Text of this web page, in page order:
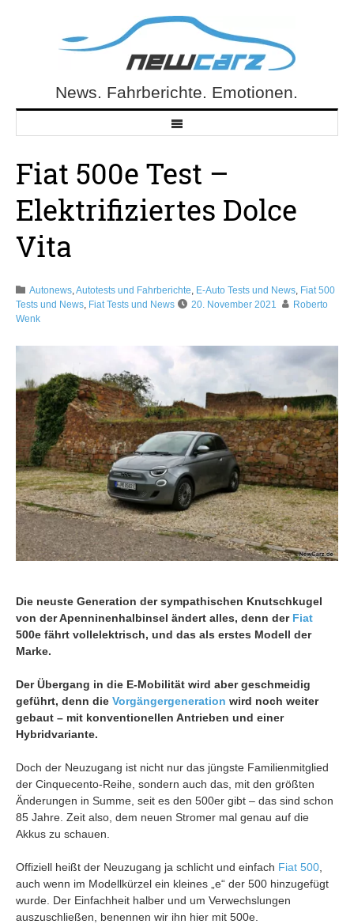
NewCarz.deNews. Fahrberichte. Emotionen.
Fiat 500e Test –
Elektrifiziertes Dolce
Vita
Autonews,Autotests und Fahrberichte, E-Auto Tests und News, Fiat 500
Tests und News, Fiat Tests und News 20. November 2021
Roberto
Wenk
Die neuste Generation der sympathischen Knutschkugel
von der Apenninenhalbinsel ändert alles, denn der Fiat
500e fährt vollelektrisch, und das als erstes Modell der
Marke.
Der Übergang in die E-Mobilität wird aber geschmeidig
geführt, denn die Vorgängergeneration wird noch weiter
gebaut – mit konventionellen Antrieben und einer
Hybridvariante.
Doch der Neuzugang ist nicht nur das jüngste Familienmitglied
der Cinquecento-Reihe, sondern auch das, mit den größten
Änderungen in Summe, seit es den 500er gibt – das sind schon
85 Jahre. Zeit also, dem neuen Stromer mal genau auf die
Akkus zu schauen.
Offiziell heißt der Neuzugang ja schlicht und einfach Fiat 500
auch wenn im Modellkürzel ein kleines „e“ der 500 hinzugefügt
wurde. Der Einfachheit halber und um Verwechslungen
auszuschließen, benennen wir ihn hier mit 500e.